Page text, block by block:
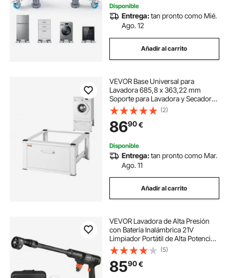
Disponible
Entrega:tan pronto como Mié.
Ago. 12
Añadir al carrito
VEVOR Base Universal para
Lavadora 685,8 x 363,22 mm
Soporte para Lavadora y Secadora,
Base para Lavadora Multifuncional
de Alta Resistencia con cajón y
Muchos Accesorios para Lavadero
(2)
8690€
Disponible
Entrega:tan pronto como Mar.
Ago. 11
Añadir al carrito
VEVOR Lavadora de Alta Presión
con Batería Inalámbrica 21V
Limpiador Portátil de Alta Potencia
652PSI 50bar Lavadora Eléctrica
3,5L/min Cargador de Batería
4,0Ah para Limpieza de Patio,
Jardín, Coche
(5)
8590€